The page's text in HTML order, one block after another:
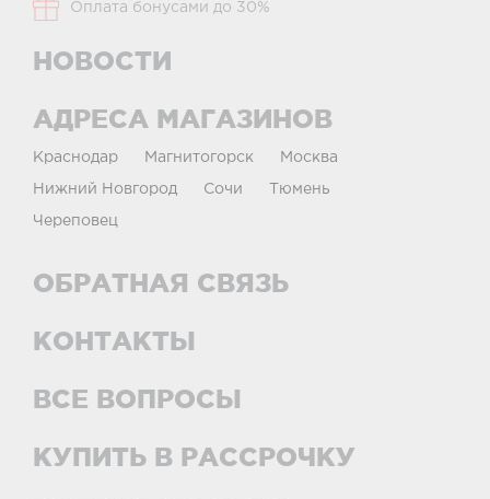
Оплата бонусами до 30%
НОВОСТИ
АДРЕСА МАГАЗИНОВ
Краснодар Магнитогорск Москва
Нижний Новгород Сочи Тюмень
Череповец
ОБРАТНАЯ СВЯЗЬ
КОНТАКТЫ
ВСЕ ВОПРОСЫ
КУПИТЬ В РАССРОЧКУ